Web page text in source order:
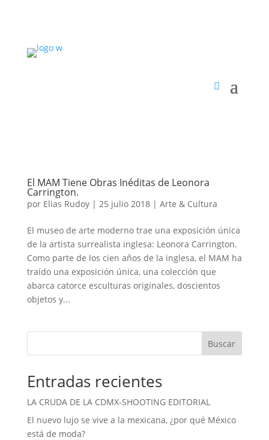
El MAM Tiene Obras Inéditas de Leonora
Carrington.
por Elias Rudoy| 25 julio 2018| Arte & Cultura
El museo de arte moderno trae una exposición única
de la artista surrealista inglesa: Leonora Carrington.
Como parte de los cien años de la inglesa, el MAM ha
traído una exposición única, una colección que
abarca catorce esculturas originales, doscientos
objetos y...
Buscar
Entradas recientes
LA CRUDA DE LA CDMX-SHOOTING EDITORIAL
El nuevo lujo se vive a la mexicana, ¿por qué México
está de moda?